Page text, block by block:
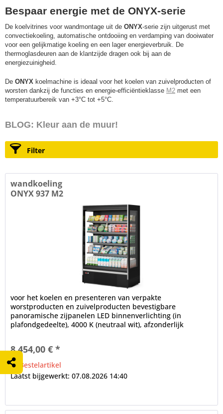
Bespaar energie met de ONYX-serie
De koelvitrines voor wandmontage uit de ONYX-serie zijn uitgerust met
convectiekoeling, automatische ontdooiing en verdamping van dooiwater
voor een gelijkmatige koeling en een lager energieverbruik. De
thermoglasdeuren aan de klantzijde dragen ook bij aan de
energiezuinigheid.
De ONYX koelmachine is ideaal voor het koelen van zuivelproducten of
worsten dankzij de functies en energie-efficiëntieklasse M2 met een
temperatuurbereik van +3°C tot +5°C.
BLOG: Kleur aan de muur!
Filter
wandkoeling
ONYX 937 M2
voor het koelen en presenteren van verpakte
worstproducten en zuivelproducten bevestigbare
panoramische zijpanelen LED binnenverlichting (in
plafondgedeelte), 4000 K (neutraal wit), afzonderlijk
8.454,00 € *
Bestelartikel
Laatst bijgewerkt: 07.08.2026 14:40